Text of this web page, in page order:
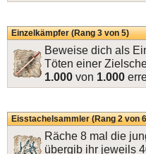
Einzelkämpfer (Rang 3 von 5)
Beweise dich als
Töten einer
1.000 von 1.000
Eisstachelsammler (Rang 2 von
Räche 8 mal die
übergib ihr jeweils